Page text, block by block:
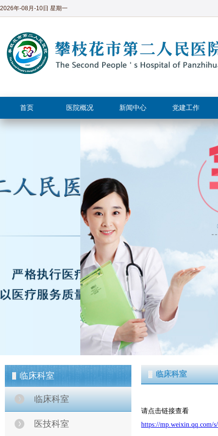
2026年-08月-10日 星期一
首页 医院概况 新闻中心 党建工作
临床科室
临床科室
医技科室
临床科室
请点击链接查看
https://mp.weixin.qq.com/